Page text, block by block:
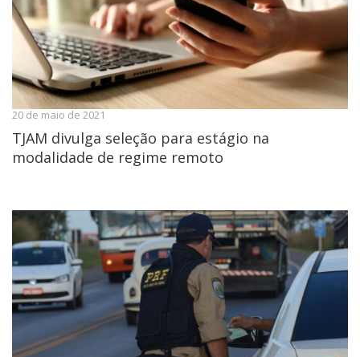
20 de maio de 2021
TJAM divulga seleção para estágio na
modalidade de regime remoto